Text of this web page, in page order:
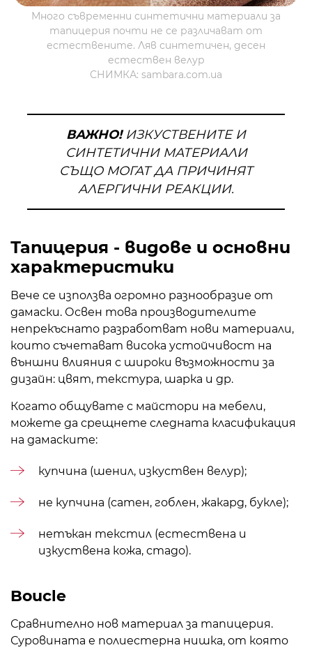
Много съвременни синтетични материали за
тапицерия почти не се различават от
естествените. Ляв синтетичен, десен
естествен велур
СНИМКА: sambara.com.ua
ВАЖНО!ИЗКУСТВЕНИТЕ И
СИНТЕТИЧНИ МАТЕРИАЛИ
СЪЩО МОГАТ ДА ПРИЧИНЯТ
АЛЕРГИЧНИ РЕАКЦИИ.
Тапицерия - видове и основни
характеристики
Вече се използва огромно разнообразие от
дамаски. Освен това производителите
непрекъснато разработват нови материали,
които съчетават висока устойчивост на
външни влияния с широки възможности за
дизайн: цвят, текстура, шарка и др.
Когато общувате с майстори на мебели,
можете да срещнете следната класификация
на дамаските:
купчина (шенил, изкуствен велур);
не купчина (сатен, гоблен, жакард, букле);
нетъкан текстил (естествена и
изкуствена кожа, стадо).
Boucle
Сравнително нов материал за тапицерия.
Суровината е полиестерна нишка, от която